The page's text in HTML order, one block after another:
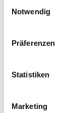
Notwendig
Präferenzen
Statistiken
Marketing